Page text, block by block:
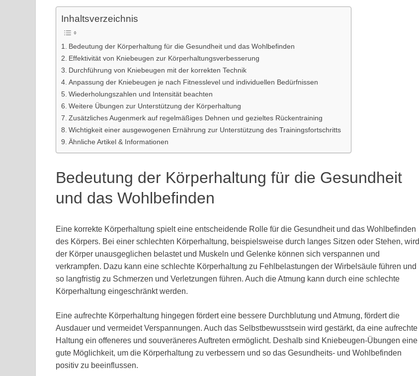
Inhaltsverzeichnis
Bedeutung der Körperhaltung für die Gesundheit und das Wohlbefinden
Effektivität von Kniebeugen zur Körperhaltungsverbesserung
Durchführung von Kniebeugen mit der korrekten Technik
Anpassung der Kniebeugen je nach Fitnesslevel und individuellen Bedürfnissen
Wiederholungszahlen und Intensität beachten
Weitere Übungen zur Unterstützung der Körperhaltung
Zusätzliches Augenmerk auf regelmäßiges Dehnen und gezieltes Rückentraining
Wichtigkeit einer ausgewogenen Ernährung zur Unterstützung des Trainingsfortschritts
Ähnliche Artikel & Informationen
Bedeutung der Körperhaltung für die Gesundheit
und das Wohlbefinden
Eine korrekte Körperhaltung spielt eine entscheidende Rolle für die Gesundheit und das Wohlbefinden
des Körpers. Bei einer schlechten Körperhaltung, beispielsweise durch langes Sitzen oder Stehen, wird
der Körper unausgeglichen belastet und Muskeln und Gelenke können sich verspannen und
verkrampfen. Dazu kann eine schlechte Körperhaltung zu Fehlbelastungen der Wirbelsäule führen und
so langfristig zu Schmerzen und Verletzungen führen. Auch die Atmung kann durch eine schlechte
Körperhaltung eingeschränkt werden.
Eine aufrechte Körperhaltung hingegen fördert eine bessere Durchblutung und Atmung, fördert die
Ausdauer und vermeidet Verspannungen. Auch das Selbstbewusstsein wird gestärkt, da eine aufrechte
Haltung ein offeneres und souveräneres Auftreten ermöglicht. Deshalb sind Kniebeugen-Übungen eine
gute Möglichkeit, um die Körperhaltung zu verbessern und so das Gesundheits- und Wohlbefinden
positiv zu beeinflussen.